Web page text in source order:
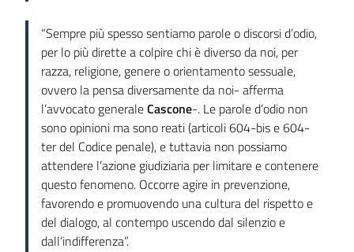
“Sempre più spesso sentiamo parole o discorsi d’odio,
per lo più dirette a colpire chi è diverso da noi, per
razza, religione, genere o orientamento sessuale,
ovvero la pensa diversamente da noi- afferma
l’avvocato generaleCascone-. Le parole d’odio non
sono opinioni ma sono reati (articoli 604-bis e 604-
ter del Codice penale), e tuttavia non possiamo
attendere l’azione giudiziaria per limitare e contenere
questo fenomeno. Occorre agire in prevenzione,
favorendo e promuovendo una cultura del rispetto e
del dialogo, al contempo uscendo dal silenzio e
dall’indifferenza”.